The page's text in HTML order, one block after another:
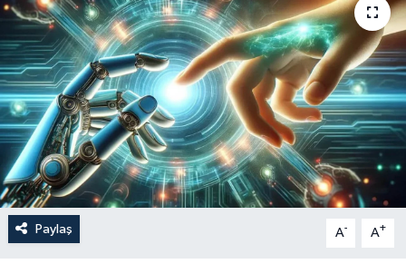
Paylaş A- A+
Bi̇li̇m & Teknoloji̇
Dünya
Eği̇ti̇m